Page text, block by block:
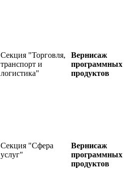
Секция "Торговля,
транспорт и
логистика"
Вернисаж
программных
продуктов
Секция "Сфера
услуг"
Вернисаж
программных
продуктов